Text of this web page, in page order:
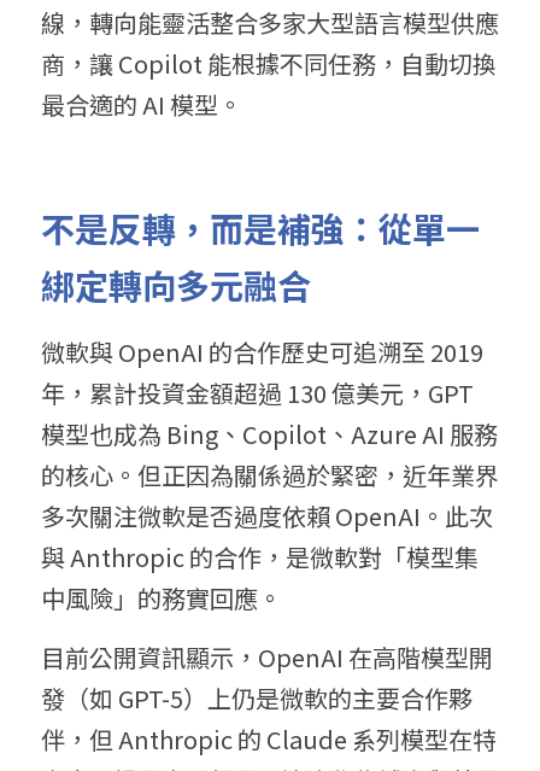
線，轉向能靈活整合多家大型語言模型供應
商，讓 Copilot 能根據不同任務，自動切換
最合適的 AI 模型。
不是反轉，而是補強：從單一
綁定轉向多元融合
微軟與 OpenAI 的合作歷史可追溯至 2019
年，累計投資金額超過 130 億美元，GPT
模型也成為 Bing、Copilot、Azure AI 服務
的核心。但正因為關係過於緊密，近年業界
多次關注微軟是否過度依賴 OpenAI。此次
與 Anthropic 的合作，是微軟對「模型集
中風險」的務實回應。
目前公開資訊顯示，OpenAI 在高階模型開
發（如 GPT-5）上仍是微軟的主要合作夥
伴，但 Anthropic 的 Claude 系列模型在特